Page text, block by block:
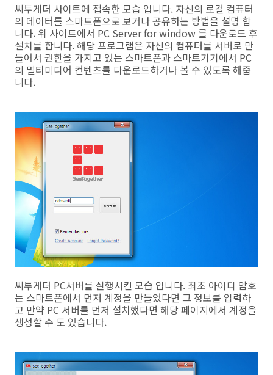
씨투게더 사이트에 접속한 모습 입니다. 자신의 로컬 컴퓨터
의 데이터를 스마트폰으로 보거나 공유하는 방법을 설명 합
니다. 위 사이트에서 PC Server for window 를 다운로드 후
설치를 합니다. 해당 프로그램은 자신의 컴퓨터를 서버로 만
들어서 권한을 가지고 있는 스마트폰과 스마트기기에서 PC
의 멀티미디어 컨텐츠를 다운로드하거나 볼 수 있도록 해줍
니다.
씨투게더 PC서버를 실행시킨 모습 입니다. 최초 아이디 암호
는 스마트폰에서 먼저 계정을 만들었다면 그 정보를 입력하
고 만약 PC 서버를 먼저 설치했다면 해당 페이지에서 계정을
생성할 수 도 있습니다.